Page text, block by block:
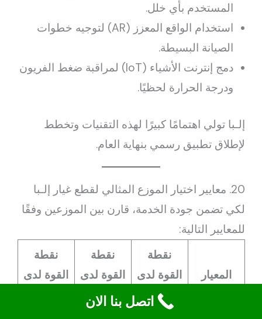
المستخدم بأي خلل.
استخدام الواقع المعزز (AR) لتوجيه خطوات
الصيانة البسيطة.
دمج إنترنت الأشياء (IoT) لمراقبة ضغط الفريون
ودرجة الحرارة لحظيًا.
إلـبا تولي اهتمامًا كبيرًا لهذه التقنيات وتخطط
لإطلاق تطبيق رسمي بنهاية العام.
20. معايير اختيار الموزع المثالي لقطع غيار إلـبا
لكي تضمن جودة الخدمة، قارن بين الموزعين وفقًا
للمعايير التالية:
المعيار
نقطة
القوة لدى
الموزع A
نقطة
القوة لدى
الموزع B
نقطة
القوة لدى
اتصل بنا الان